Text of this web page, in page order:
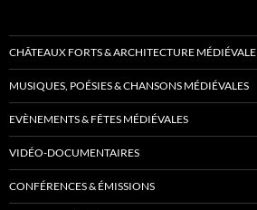
CHÂTEAUX FORTS & ARCHITECTURE MÉDIÉVALE
MUSIQUES, POÉSIES & CHANSONS MÉDIÉVALES
EVÈNEMENTS & FÊTES MÉDIÉVALES
VIDÉO-DOCUMENTAIRES
CONFÉRENCES & ÉMISSIONS